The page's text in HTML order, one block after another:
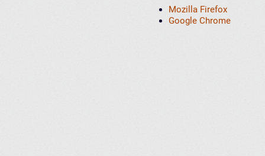
Mozilla Firefox
Google Chrome